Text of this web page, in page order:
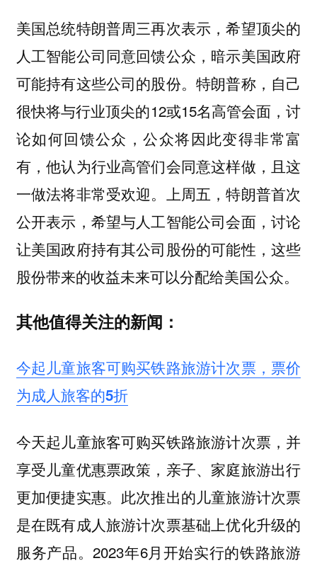
美国总统特朗普周三再次表示，希望顶尖的
人工智能公司同意回馈公众，暗示美国政府
可能持有这些公司的股份。特朗普称，自己
很快将与行业顶尖的12或15名高管会面，讨
论如何回馈公众，公众将因此变得非常富
有，他认为行业高管们会同意这样做，且这
一做法将非常受欢迎。上周五，特朗普首次
公开表示，希望与人工智能公司会面，讨论
让美国政府持有其公司股份的可能性，这些
股份带来的收益未来可以分配给美国公众。
其他值得关注的新闻：
今起儿童旅客可购买铁路旅游计次票，票价
为成人旅客的5折
今天起儿童旅客可购买铁路旅游计次票，并
享受儿童优惠票政策，亲子、家庭旅游出行
更加便捷实惠。此次推出的儿童旅游计次票
是在既有成人旅游计次票基础上优化升级的
服务产品。2023年6月开始实行的铁路旅游